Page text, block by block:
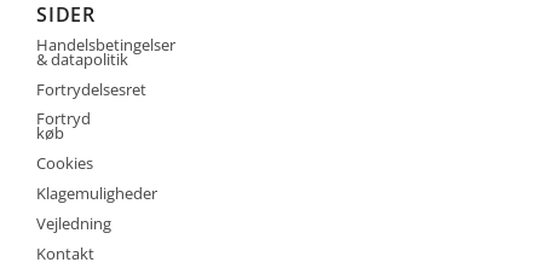
SIDER
Handelsbetingelser
& datapolitik
Fortrydelsesret
Fortryd
køb
Cookies
Klagemuligheder
Vejledning
Kontakt